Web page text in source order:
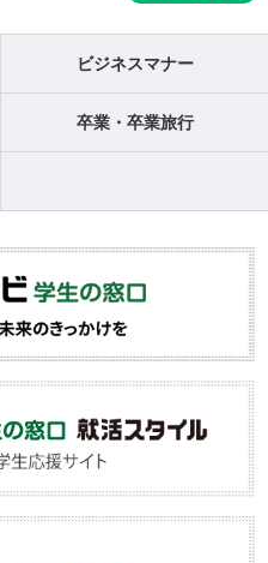
ビジネスマナー
卒業・卒業旅行